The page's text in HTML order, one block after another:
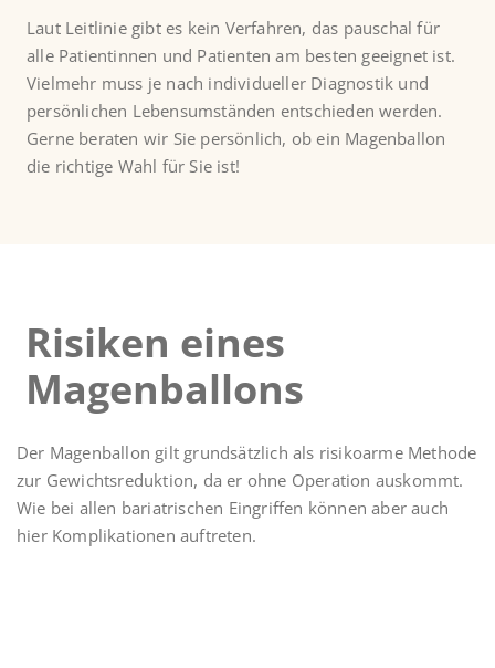
Laut Leitlinie gibt es kein Verfahren, das pauschal für
alle Patientinnen und Patienten am besten geeignet ist.
Vielmehr muss je nach individueller Diagnostik und
persönlichen Lebensumständen entschieden werden.
Gerne beraten wir Sie persönlich, ob ein Magenballon
die richtige Wahl für Sie ist!
Risiken eines
Magenballons
Der Magenballon gilt grundsätzlich als risikoarme Methode
zur Gewichtsreduktion, da er ohne Operation auskommt.
Wie bei allen bariatrischen Eingriffen können aber auch
hier Komplikationen auftreten.